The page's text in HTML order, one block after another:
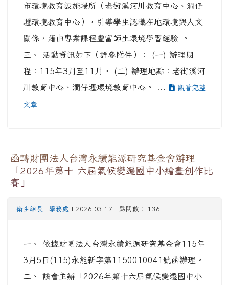
市環境教育設施場所（老街溪河川教育中心、澗仔
壢環境教育中心），引導學生認識在地環境與人文
關係，藉由專業課程豐富師生環境學習經驗 。
三、 活動資訊如下（詳參附件）： (一) 辦理期
程：115年3月至11月。 (二) 辦理地點：老街溪河
川教育中心、澗仔壢環境教育中心。 ...
觀看完整
文章
函轉財團法人台灣永續能源研究基金會辦理
「2026年第十 六屆氣候變遷國中小繪畫創作比
賽」
衛生組長 - 學務處 | 2026-03-17 | 點閱數： 136
一、 依據財團法人台灣永續能源研究基金會115年
3月5日(115)永能新字第1150010041號函辦理。
二、 該會主辦「2026年第十六屆氣候變遷國中小